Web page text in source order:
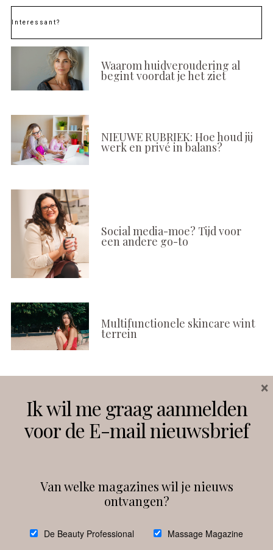
Interessant?
Waarom huidveroudering al
begint voordat je het ziet
NIEUWE RUBRIEK: Hoe houd jij
werk en privé in balans?
Social media-moe? Tijd voor
een andere go-to
Multifunctionele skincare wint
terrein
Instagram Facebook
debeautyprofessional
Ik wil me graag aanmelden
voor de E-mail nieuwsbrief
Van welke magazines wil je nieuws
ontvangen?
De Beauty Professional Massage Magazine
×